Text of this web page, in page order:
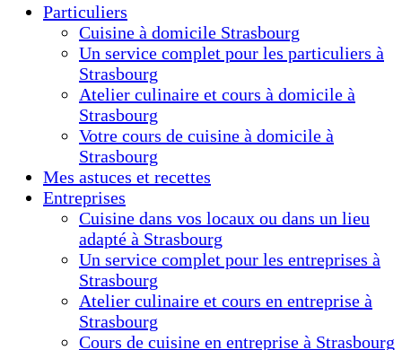
Particuliers
Cuisine à domicile Strasbourg
Un service complet pour les particuliers à
Strasbourg
Atelier culinaire et cours à domicile à
Strasbourg
Votre cours de cuisine à domicile à
Strasbourg
Mes astuces et recettes
Entreprises
Cuisine dans vos locaux ou dans un lieu
adapté à Strasbourg
Un service complet pour les entreprises à
Strasbourg
Atelier culinaire et cours en entreprise à
Strasbourg
Cours de cuisine en entreprise à Strasbourg